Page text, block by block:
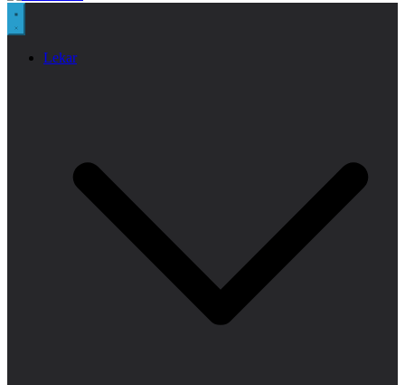
Lekar